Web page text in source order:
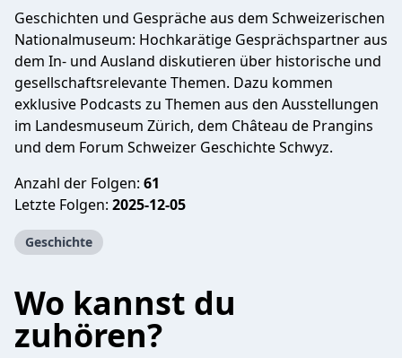
Geschichten und Gespräche aus dem Schweizerischen
Nationalmuseum: Hochkarätige Gesprächspartner aus
dem In- und Ausland diskutieren über historische und
gesellschaftsrelevante Themen. Dazu kommen
exklusive Podcasts zu Themen aus den Ausstellungen
im Landesmuseum Zürich, dem Château de Prangins
und dem Forum Schweizer Geschichte Schwyz.
Anzahl der Folgen: 61
Letzte Folgen: 2025-12-05
Geschichte
Wo kannst du
zuhören?